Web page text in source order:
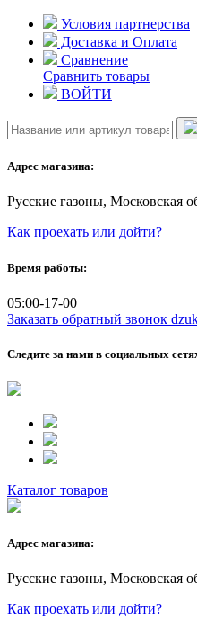
Skip
content
Условия партнерства
Доставка и Оплата
Сравнение
Сравнить товары
ВОЙТИ
Адрес магазина:
Русские газоны, Московская
Как проехать или дойти?
Время работы:
05:00-17-00
Заказать обратный звонок
Следите за нами в социальных
Каталог товаров
Адрес магазина:
Русские газоны, Московская
Как проехать или дойти?